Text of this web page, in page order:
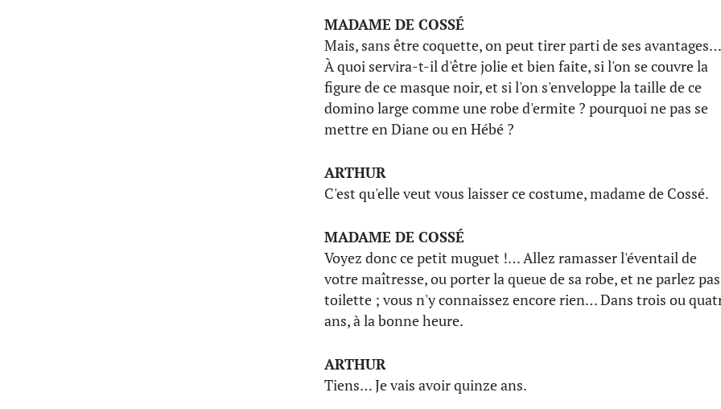
MADAME DE COSSÉ
Mais, sans être coquette, on peut tirer parti de ses avantages…
À quoi servira-t-il d'être jolie et bien faite, si l'on se couvre la
figure de ce masque noir, et si l'on s'enveloppe la taille de ce
domino large comme une robe d'ermite ? pourquoi ne pas se
mettre en Diane ou en Hébé ?
ARTHUR
C'est qu'elle veut vous laisser ce costume, madame de Cossé.
MADAME DE COSSÉ
Voyez donc ce petit muguet !… Allez ramasser l'éventail de
votre maîtresse, ou porter la queue de sa robe, et ne parlez pas
toilette ; vous n'y connaissez encore rien… Dans trois ou
ans, à la bonne heure.
ARTHUR
Tiens… Je vais avoir quinze ans.